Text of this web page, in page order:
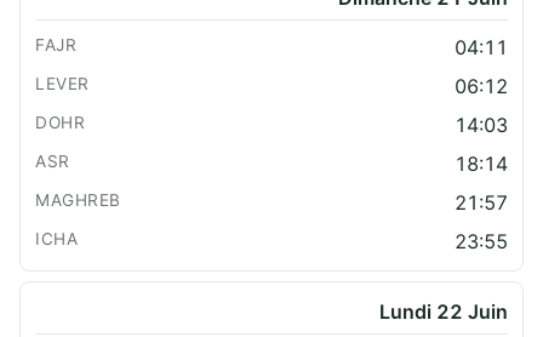
04:11
06:12
14:03
18:14
21:57
23:55
Lundi 22 Juin